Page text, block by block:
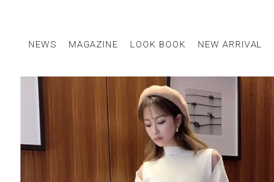
NEWS MAGAZINE LOOK BOOK NEW ARRIVAL
STAFF STYLE